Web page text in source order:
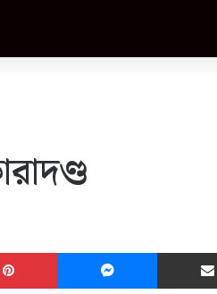
Pinterest Messenger